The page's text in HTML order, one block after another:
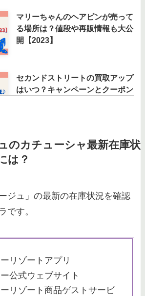
マリーちゃんのヘアピンが売って
る場所は？値段や再販情報も大公
開【2023】
セカンドストリートの買取アップ
はいつ？キャンペーンとクーポン
アリエルの買取店おすすめは？フ
ィギュアの相場やディズニーグッ
ズ買取JUSTYの口コミも調査
ディズニーチケットの領収書発行
をする方法【宛名・日付】スマホ
トイストーリーホテルのキャンセ
ル料はいつから？発生日や返金内
容も調査！
のカチューシャ最新在庫状
は？
ジュ」の最新の在庫状況を確認
です。
リゾートアプリ
公式ウェブサイト
リゾート商品ゲストサービ